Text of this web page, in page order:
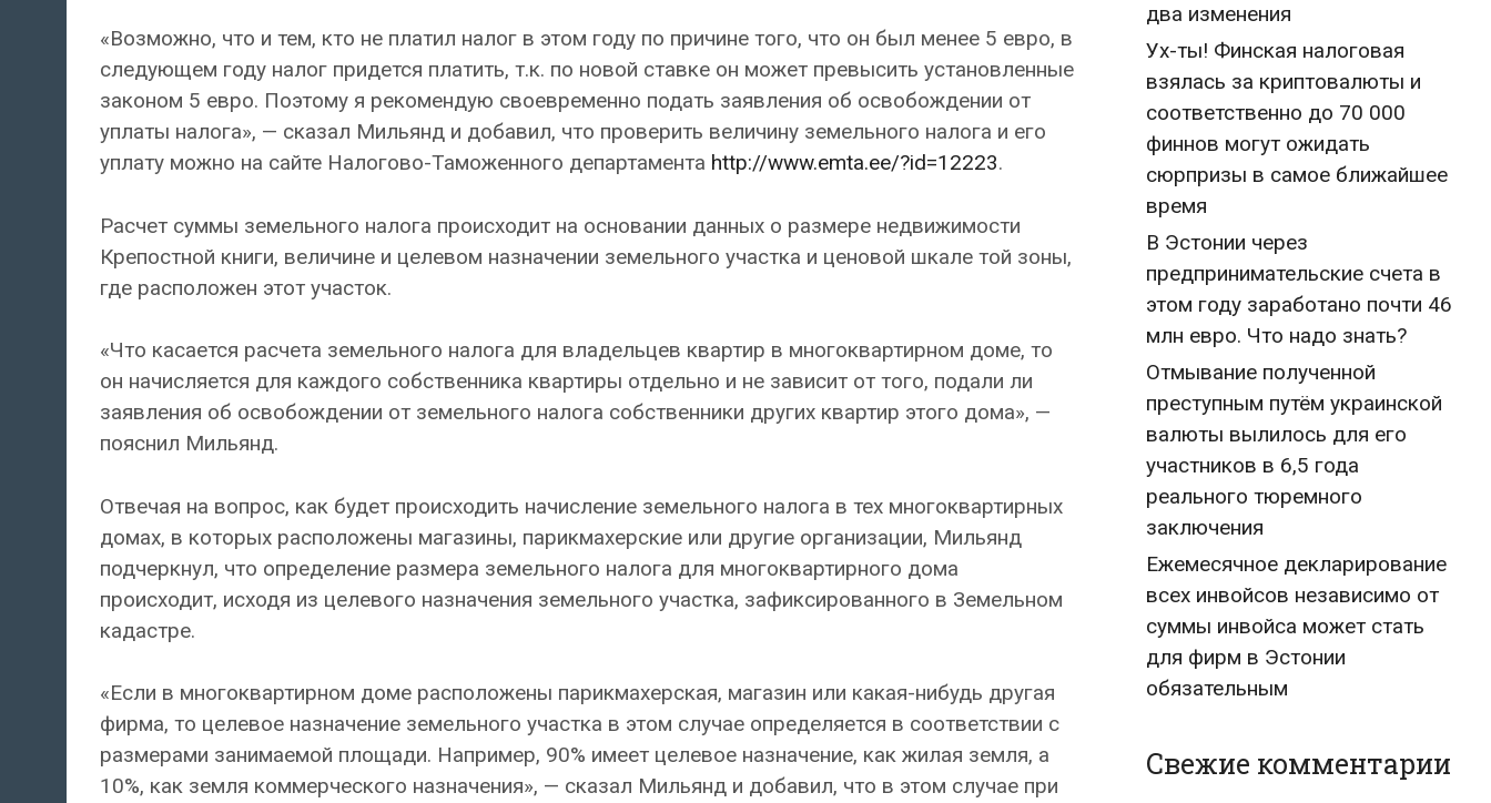
«Возможно, что и тем, кто не платил налог в этом году по причине того, что он был менее 5 евро, в
следующем году налог придется платить, т.к. по новой ставке он может превысить установленные
законом 5 евро. Поэтому я рекомендую своевременно подать заявления об освобождении от
уплаты налога», — сказал Мильянд и добавил, что проверить величину земельного налога и его
уплату можно на сайте Налогово-Таможенного департамента http://www.emta.ee/?id=12223.
Расчет суммы земельного налога происходит на основании данных о размере недвижимости
Крепостной книги, величине и целевом назначении земельного участка и ценовой шкале той зоны,
где расположен этот участок.
«Что касается расчета земельного налога для владельцев квартир в многоквартирном доме, то
он начисляется для каждого собственника квартиры отдельно и не зависит от того, подали ли
заявления об освобождении от земельного налога собственники других квартир этого дома», —
пояснил Мильянд.
Отвечая на вопрос, как будет происходить начисление земельного налога в тех многоквартирных
домах, в которых расположены магазины, парикмахерские или другие организации, Мильянд
подчеркнул, что определение размера земельного налога для многоквартирного дома
происходит, исходя из целевого назначения земельного участка, зафиксированного в Земельном
кадастре.
«Если в многоквартирном доме расположены парикмахерская, магазин или какая-нибудь другая
фирма, то целевое назначение земельного участка в этом случае определяется в соответствии с
размерами занимаемой площади. Например, 90% имеет целевое назначение, как жилая земля, а
10%, как земля коммерческого назначения», — сказал Мильянд и добавил, что в этом случае при
два изменения
Ух-ты! Финская налоговая
взялась за криптовалюты и
соответственно до 70 000
финнов могут ожидать
сюрпризы в самое ближайшее
время
В Эстонии через
предпринимательские счета в
этом году заработано почти 46
млн евро. Что надо знать?
Отмывание полученной
преступным путём украинской
валюты вылилось для его
участников в 6,5 года
реального тюремного
заключения
Ежемесячное декларирование
всех инвойсов независимо от
суммы инвойса может стать
для фирм в Эстонии
обязательным
Свежие комментарии